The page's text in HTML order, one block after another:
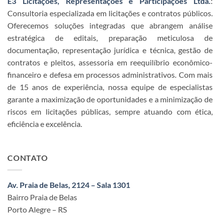
Consultoria especializada em licitações e contratos públicos.
Oferecemos soluções integradas que abrangem análise
estratégica de editais, preparação meticulosa de
documentação, representação jurídica e técnica, gestão de
contratos e pleitos, assessoria em reequilíbrio econômico-
financeiro e defesa em processos administrativos. Com mais
de 15 anos de experiência, nossa equipe de especialistas
garante a maximização de oportunidades e a minimização de
riscos em licitações públicas, sempre atuando com ética,
eficiência e excelência.
CONTATO
Av. Praia de Belas, 2124 – Sala 1301
Bairro Praia de Belas
Porto Alegre – RS